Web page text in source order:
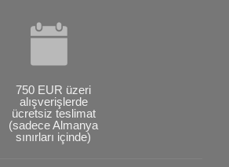
750 EUR üzeri
alışverişlerde
ücretsiz teslimat
(sadece Almanya
sınırları içinde)